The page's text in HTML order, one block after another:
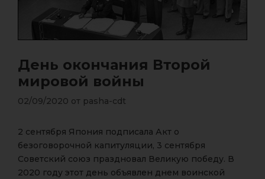
День окончания Второй
мировой войны
02/09/2020 от pasha-cdt
2 сентября Япония подписала Акт о
безоговорочной капитуляции, 3 сентября
Советский союз праздновал Великую победу. В
2020 году этот день объявлен днем воинской